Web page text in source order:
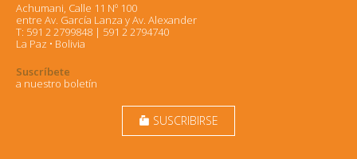
Achumani, Calle 11 Nº 100
entre Av. García Lanza y Av. Alexander
T: 591 2 2799848 | 591 2 2794740
La Paz • Bolivia
Suscríbete
a nuestro boletín
markunread_mailbox SUSCRIBIRSE